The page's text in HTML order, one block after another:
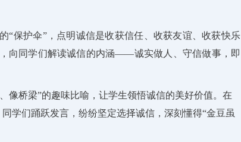
“保护伞”，点明诚信是收获信任、收获友谊、收获快乐
向同学们解读诚信的内涵——诚实做人、守信做事，即
像桥梁”的趣味比喻，让学生领悟诚信的美好价值。在
学们踊跃发言，纷纷坚定选择诚信，深刻懂得“金豆虽